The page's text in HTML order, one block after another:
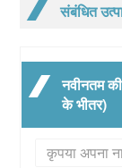
संबंधित
नवीनतम
के भीतर)